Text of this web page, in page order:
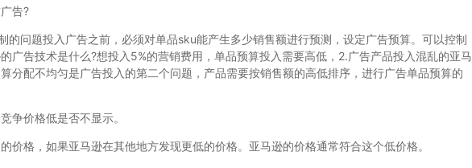
告?
问题投入广告之前，必须对单品sku能产生多少销售额进行预测，设定广告预算。可以控制
广告技术是什么?想投入5%的营销费用，单品预算投入需要高低，2.广告产品投入混乱的亚马
分配不均匀是广告投入的第二个问题，产品需要按销售额的高低排序，进行广告单品预算的
价格低是否不显示。
格，如果亚马逊在其他地方发现更低的价格。亚马逊的价格通常符合这个低价格。